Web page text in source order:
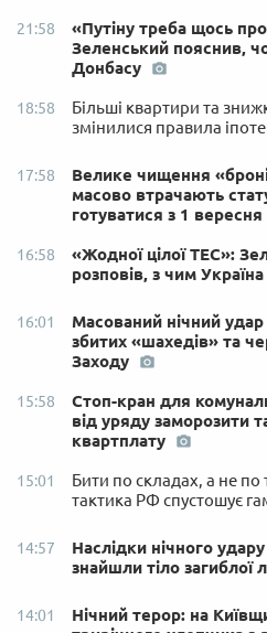
21:58
«Путіну треба щось
Зеленський пояснив,
Донбасу
18:58
Більші квартири та
змінилися правила
17:58
Велике чищення
масово втрачають
готуватися з 1 вересня
16:58
«Жодної цілої ТЕС»:
розповів, з чим
16:01
Масований нічний
збитих «шахедів» та
Заходу
15:58
Стоп-кран для
від уряду заморозити
квартплату
15:01
Бити по складах, а не
тактика РФ спустошує
14:57
Наслідки нічного
знайшли тіло загиблої
14:01
Нічний терор: на